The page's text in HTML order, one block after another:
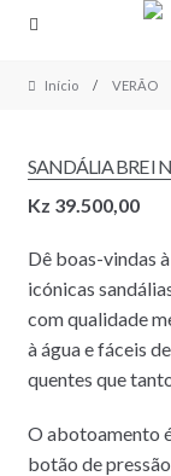
Skip
navigation
Skip
content
Início / VERÃO
SANDÁLIA BRE I
Kz 39.500,00
Dê boas-vindas
icónicas
com qualidade
à água e fáceis
quentes que
O abotoamento
botão de